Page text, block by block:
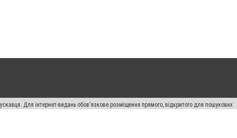
Для інтернет-видань обов'язкове розміщення прямого, відкритого для пошукових